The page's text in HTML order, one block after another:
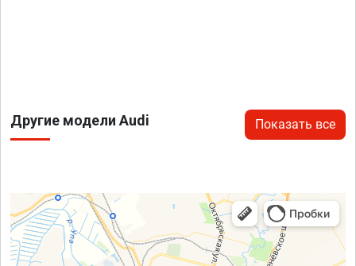
Другие модели Audi Показать все